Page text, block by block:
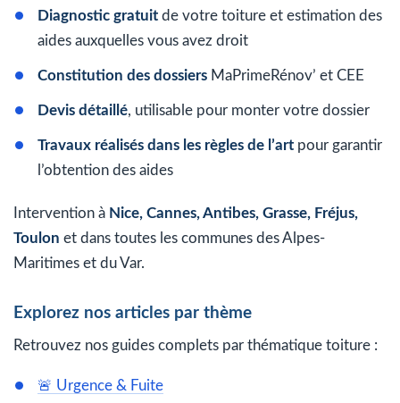
Diagnostic gratuit de votre toiture et estimation des
aides auxquelles vous avez droit
Constitution des dossiers MaPrimeRénov’ et CEE
Devis détaillé, utilisable pour monter votre dossier
Travaux réalisés dans les règles de l’art pour garantir
l’obtention des aides
Intervention à Nice, Cannes, Antibes, Grasse, Fréjus,
Toulon et dans toutes les communes des Alpes-
Maritimes et du Var.
Explorez nos articles par thème
Retrouvez nos guides complets par thématique toiture :
🚨 Urgence & Fuite